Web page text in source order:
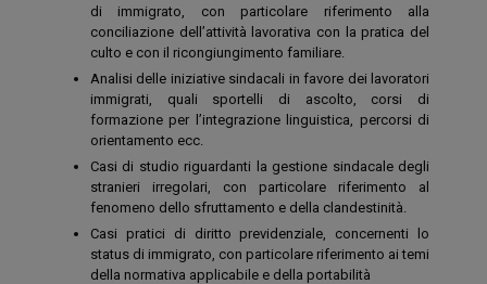
di immigrato, con particolare riferimento alla
conciliazione dell’attività lavorativa con la pratica del
culto e con il ricongiungimento familiare.
Analisi delle iniziative sindacali in favore dei lavoratori
immigrati, quali sportelli di ascolto, corsi di
formazione per l’integrazione linguistica, percorsi di
orientamento ecc.
Casi di studio riguardanti la gestione sindacale degli
stranieri irregolari, con particolare riferimento al
fenomeno dello sfruttamento e della clandestinità.
Casi pratici di diritto previdenziale, concernenti lo
status di immigrato, con particolare riferimento ai temi
della normativa applicabile e della portabilità